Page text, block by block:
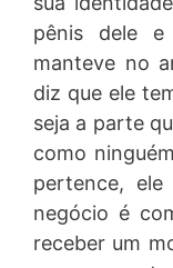
pênis dele
manteve no
diz que ele
seja a parte
como
pertence,
negócio é
receber um